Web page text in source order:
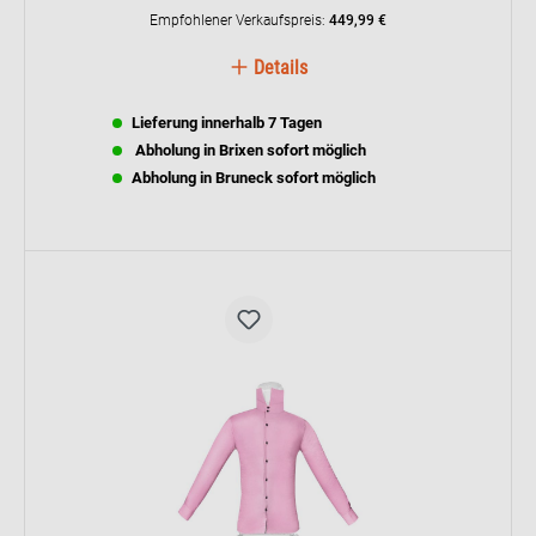
Empfohlener Verkaufspreis: 449,99 €
Details
Lieferung innerhalb 7 Tagen
Abholung in Brixen sofort möglich
Abholung in Bruneck sofort möglich